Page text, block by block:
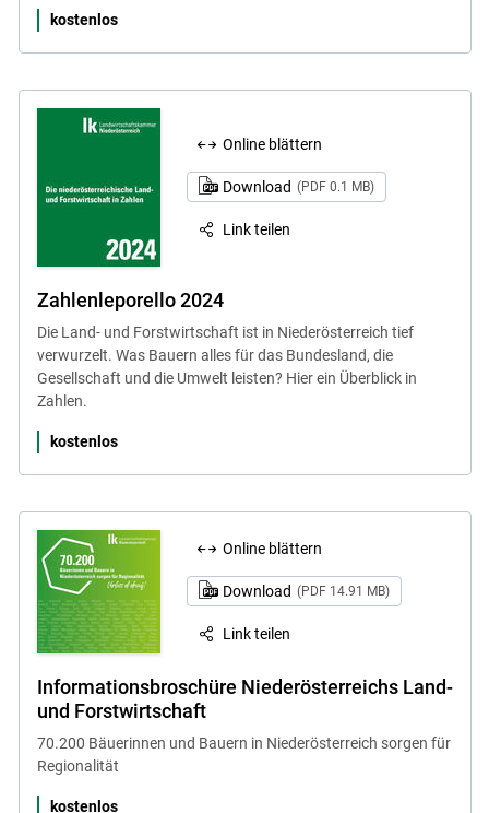
kostenlos
Online blättern
Download (PDF 0.1 MB)
Link teilen
Zahlenleporello 2024
Die Land- und Forstwirtschaft ist in Niederösterreich tief
verwurzelt. Was Bauern alles für das Bundesland, die
Gesellschaft und die Umwelt leisten? Hier ein Überblick in
Zahlen.
kostenlos
Online blättern
Download (PDF 14.91 MB)
Link teilen
Informationsbroschüre Niederösterreichs Land-
und Forstwirtschaft
70.200 Bäuerinnen und Bauern in Niederösterreich sorgen für
Regionalität
kostenlos